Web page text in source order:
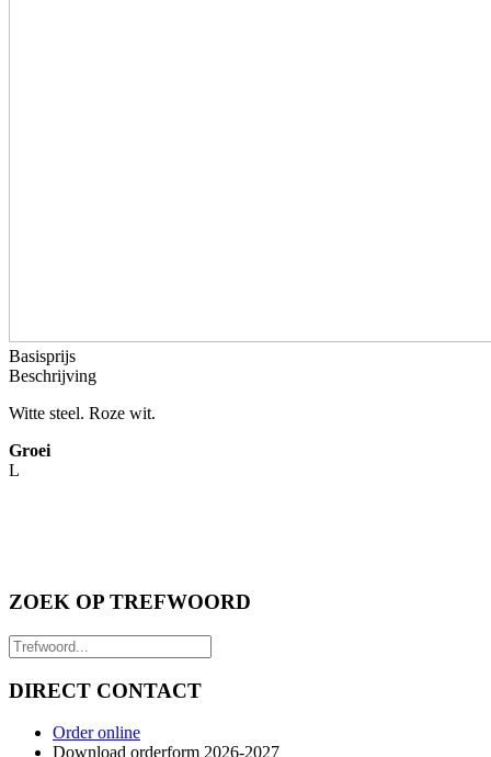
Basisprijs
Beschrijving
Witte steel. Roze wit.
Groei
L
ZOEK OP TREFWOORD
DIRECT CONTACT
Order online
Download orderform 2026-2027